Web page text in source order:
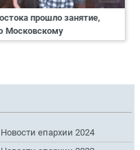
прошло занятие,
Московскому
Новости епархии 2024